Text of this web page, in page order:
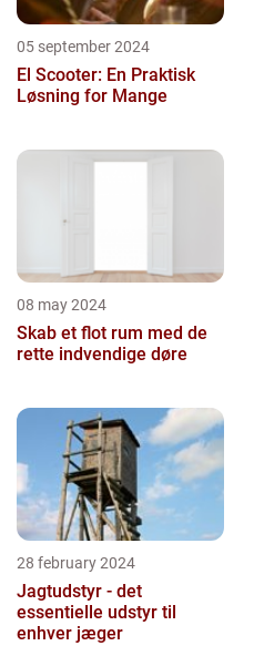
05 september 2024
El Scooter: En Praktisk
Løsning for Mange
08 may 2024
Skab et flot rum med de
rette indvendige døre
28 february 2024
Jagtudstyr - det
essentielle udstyr til
enhver jæger